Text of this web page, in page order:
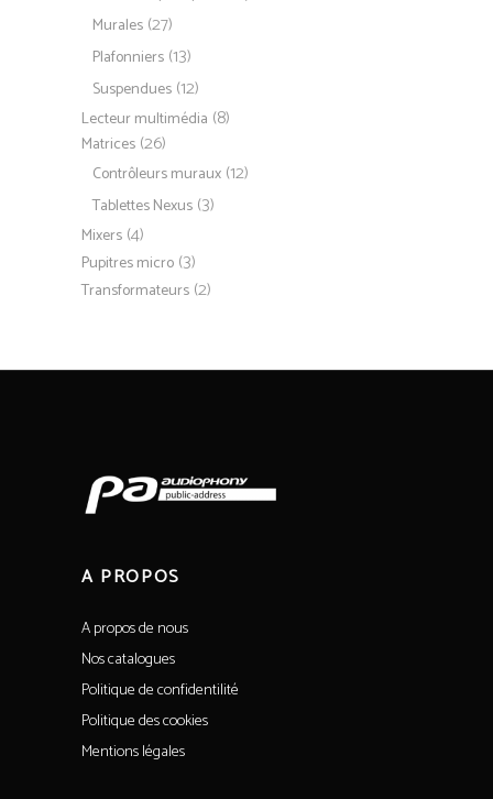
Murales (27)
Plafonniers (13)
Suspendues (12)
Lecteur multimédia (8)
Matrices (26)
Contrôleurs muraux (12)
Tablettes Nexus (3)
Mixers (4)
Pupitres micro (3)
Transformateurs (2)
A PROPOS
A propos de nous
Nos catalogues
Politique de confidentilité
Politique des cookies
Mentions légales